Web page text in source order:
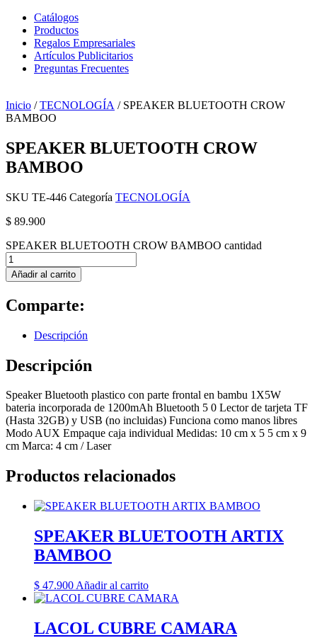
Catálogos
Productos
Regalos Empresariales
Artículos Publicitarios
Preguntas Frecuentes
Inicio /TECNOLOGÍA / SPEAKER BLUETOOTH CROW
BAMBOO
SPEAKER BLUETOOTH CROW
BAMBOO
SKU TE-446 Categoría TECNOLOGÍA
$ 89.900
SPEAKER BLUETOOTH CROW BAMBOO cantidad
Añadir al carrito
Comparte:
Descripción
Descripción
Speaker Bluetooth plastico con parte frontal en bambu 1X5W
bateria incorporada de 1200mAh Bluetooth 5 0 Lector de tarjeta TF
(Hasta 32GB) y USB (no incluidas) Funciona como manos libres
Modo AUX Empaque caja individual Medidas: 10 cm x 5 5 cm x 9
cm Marca: 4 cm / Laser
Productos relacionados
SPEAKER BLUETOOTH ARTIX
BAMBOO
$ 47.900 Añadir al carrito
LACOL CUBRE CAMARA